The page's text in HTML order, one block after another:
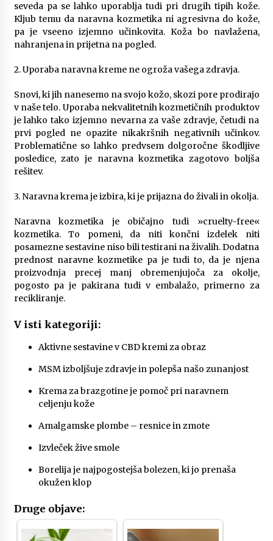
Komu lahko pomaga dober psihoterapevt?
7 months ago
Za kaj se uporablja sponka za denar?
seveda pa se lahko uporablja tudi pri drugih tipih kože.
Kljub temu da naravna kozmetika ni agresivna do kože,
pa je vseeno izjemno učinkovita. Koža bo navlažena,
nahranjena in prijetna na pogled.
2. Uporaba naravna kreme ne ogroža vašega zdravja.
Snovi, ki jih nanesemo na svojo kožo, skozi pore prodirajo
v naše telo. Uporaba nekvalitetnih kozmetičnih produktov
je lahko tako izjemno nevarna za vaše zdravje, četudi na
prvi pogled ne opazite nikakršnih negativnih učinkov.
Problematične so lahko predvsem dolgoročne škodljive
posledice, zato je naravna kozmetika zagotovo boljša
rešitev.
3. Naravna krema je izbira, ki je prijazna do živali in okolja.
Naravna kozmetika je običajno tudi »cruelty-free«
kozmetika. To pomeni, da niti končni izdelek niti
posamezne sestavine niso bili testirani na živalih. Dodatna
prednost naravne kozmetike pa je tudi to, da je njena
proizvodnja precej manj obremenjujoča za okolje,
pogosto pa je pakirana tudi v embalažo, primerno za
recikliranje.
V isti kategoriji:
Aktivne sestavine v CBD kremi za obraz
MSM izboljšuje zdravje in polepša našo zunanjost
Krema za brazgotine je pomoč pri naravnem
celjenju kože
Amalgamske plombe – resnice in zmote
Izvleček žive smole
Borelija je najpogostejša bolezen, ki jo prenaša
okužen klop
Druge objave: